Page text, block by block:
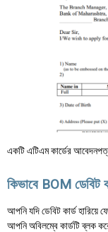
একটি এটিএম কার্ডের
কিভাবে BOM ডেবিট
আপনি যদি ডেবিট কার্ড হারিয়ে
আপনি অবিলম্বে কার্ডটি ব্লক